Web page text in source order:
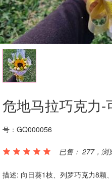
危地马拉巧克力-
号：GQ000056
已售： 277，浏
描述: 向日葵1枝、列罗巧克力8颗